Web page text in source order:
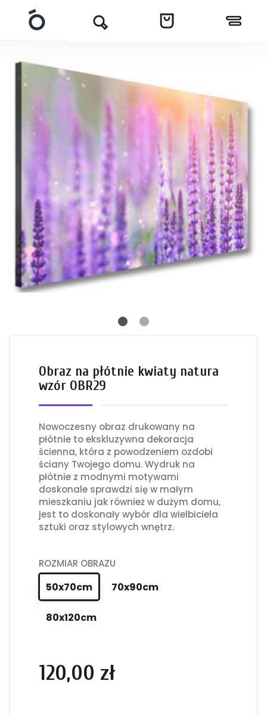
Obraz na płótnie kwiaty natura
wzór OBR29
Nowoczesny obraz drukowany na
płótnie to ekskluzywna dekoracja
ścienna, która z powodzeniem ozdobi
ściany Twojego domu. Wydruk na
płótnie z modnymi motywami
doskonale sprawdzi się w małym
mieszkaniu jak również w dużym domu,
jest to doskonały wybór dla wielbiciela
sztuki oraz stylowych wnętrz.
ROZMIAR OBRAZU
50x70cm 70x90cm
80x120cm
120,00 zł